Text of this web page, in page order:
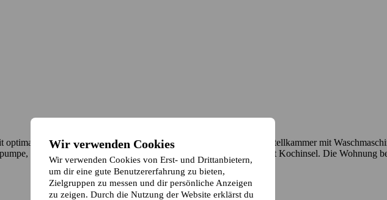
Wir verwenden Cookies
Wir verwenden Cookies von Erst- und Drittanbietern,
um dir eine gute Benutzererfahrung zu bieten,
Zielgruppen zu messen und dir persönliche Anzeigen
zu zeigen. Durch die Nutzung der Website erklärst du
Anbindung ( U1/3, S7/5/9) und Spreeblick. 2 Balkone, Abstellkammer mit
nette Nachbarn ruhige Straße und begrünter Innenhof. EBK mit Kochinsel. Die Wohnung